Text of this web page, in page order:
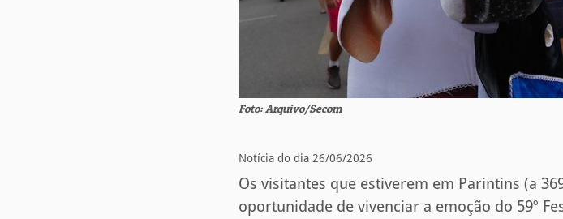
Foto: Arquivo/Secom
Notícia do dia 26/06/2026
Os visitantes que estiverem em Parintins (a
oportunidade de vivenciar a emoção do 59º